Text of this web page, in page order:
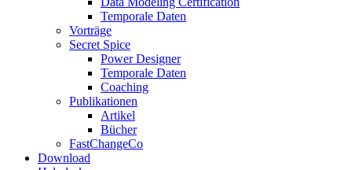
Temporale Daten
Vorträge
Secret Spice
Power Designer
Temporale Daten
Coaching
Publikationen
Artikel
Bücher
FastChangeCo
Download